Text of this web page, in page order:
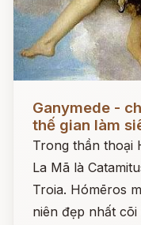
Ganymede -
thế gian làm
Trong thần thoại
La Mã là
Troia. Hómēros
niên đẹp nhất